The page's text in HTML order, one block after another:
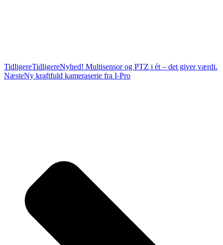
TidligereTidligereNyhed! Multisensor og PTZ i ét – det giver værdi.
NæsteNy kraftfuld kameraserie fra I-Pro